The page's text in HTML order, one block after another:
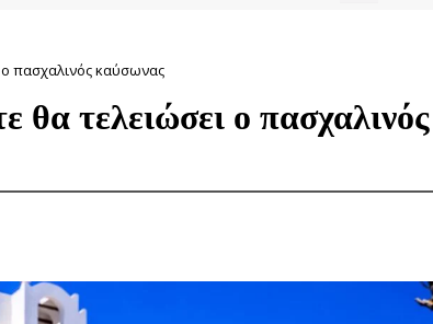
ο πασχαλινός καύσωνας
θα τελειώσει ο πασχαλινός